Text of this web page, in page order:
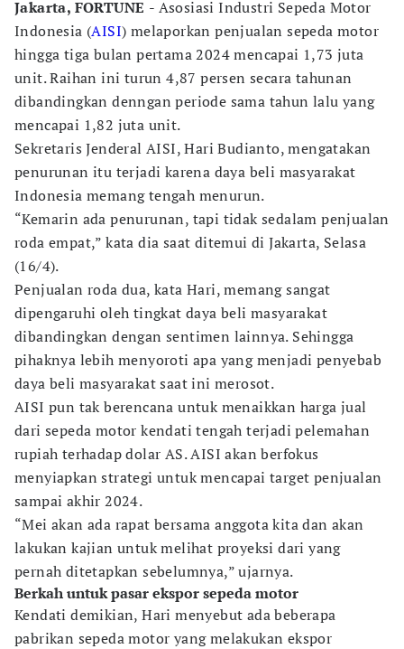
Jakarta, FORTUNE - Asosiasi Industri Sepeda Motor
Indonesia (AISI) melaporkan penjualan sepeda motor
hingga tiga bulan pertama 2024 mencapai 1,73 juta
unit. Raihan ini turun 4,87 persen secara tahunan
dibandingkan denngan periode sama tahun lalu yang
mencapai 1,82 juta unit.
Sekretaris Jenderal AISI, Hari Budianto, mengatakan
penurunan itu terjadi karena daya beli masyarakat
Indonesia memang tengah menurun.
“Kemarin ada penurunan, tapi tidak sedalam penjualan
roda empat,” kata dia saat ditemui di Jakarta, Selasa
(16/4).
Penjualan roda dua, kata Hari, memang sangat
dipengaruhi oleh tingkat daya beli masyarakat
dibandingkan dengan sentimen lainnya. Sehingga
pihaknya lebih menyoroti apa yang menjadi penyebab
daya beli masyarakat saat ini merosot.
AISI pun tak berencana untuk menaikkan harga jual
dari sepeda motor kendati tengah terjadi pelemahan
rupiah terhadap dolar AS. AISI akan berfokus
menyiapkan strategi untuk mencapai target penjualan
sampai akhir 2024.
“Mei akan ada rapat bersama anggota kita dan akan
lakukan kajian untuk melihat proyeksi dari yang
pernah ditetapkan sebelumnya,” ujarnya.
Berkah untuk pasar ekspor sepeda motor
Kendati demikian, Hari menyebut ada beberapa
pabrikan sepeda motor yang melakukan ekspor